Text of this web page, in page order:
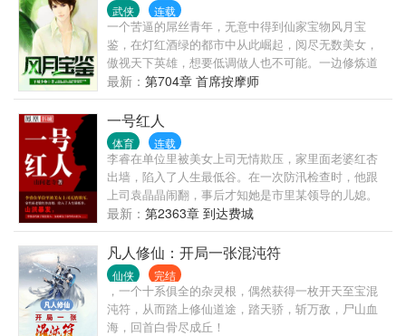
武侠 连载
一个苦逼的屌丝青年，无意中得到仙家宝物风月宝
鉴，在灯红酒绿的都市中从此崛起，阅尽无数美女，
傲视天下英雄，想要低调做人也不可能。一边修炼道
法，提升境界，一边玩弄狂妄之徒于股掌之间。进企
鹅号交流>
最新： 第704章 首席按摩师
一号红人
体育 连载
李睿在单位里被美女上司无情欺压，家里面老婆红杏
出墙，陷入了人生最低谷。在一次防汛检查时，他跟
上司袁晶晶闹翻，事后才知她是市里某领导的儿媳。
山洪暴发，李睿凑巧救了某位贵人，自此成为了市里
的大红人……
最新： 第2363章 到达费城
凡人修仙：开局一张混沌符
仙侠 完结
，一个十系俱全的杂灵根，偶然获得一枚开天至宝混
沌符，从而踏上修仙道途，踏天骄，斩万敌，尸山血
海，回首白骨尽成丘！